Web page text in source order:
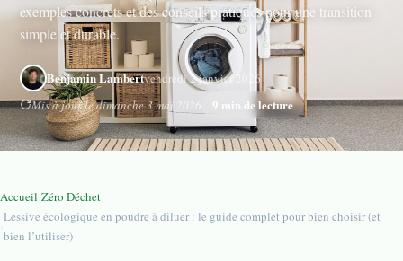
exemples concrets et des conseils pratiques pour une transition
simple et durable.
Benjamin Lambertvendredi 2 janvier 2026
Mis à jour le dimanche 3 mai 2026
9 min de lecture
Accueil Zéro Déchet
Lessive écologique en poudre à diluer : le guide complet pour bien choisir (et
bien l’utiliser)